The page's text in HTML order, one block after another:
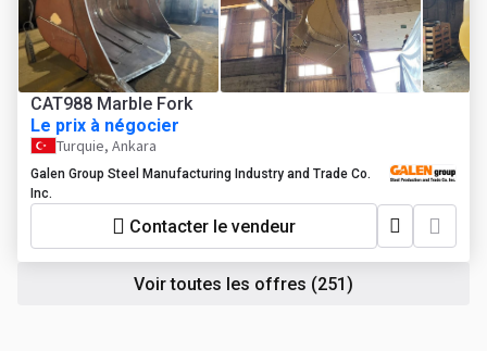
CAT988 Marble Fork
Le prix à négocier
Turquie, Ankara
Galen Group Steel Manufacturing Industry and Trade Co.
Inc.
Contacter le vendeur
Voir toutes les offres (251)